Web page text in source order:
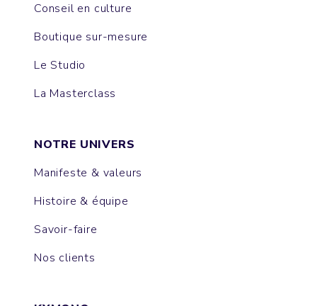
Conseil en culture
Boutique sur-mesure
Le Studio
La Masterclass
NOTRE UNIVERS
Manifeste & valeurs
Histoire & équipe
Savoir-faire
Nos clients